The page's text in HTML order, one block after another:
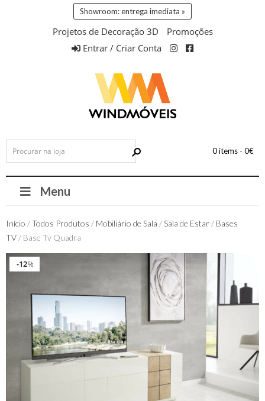
Showroom: entrega imediata »
Projetos de Decoração 3D
Promoções
Entrar / Criar Conta
0 items - 0€
Menu
Início /Todos Produtos / Mobiliário de Sala / Sala de Estar/ Bases
TV/ Base Tv Quadra
%
12%
12